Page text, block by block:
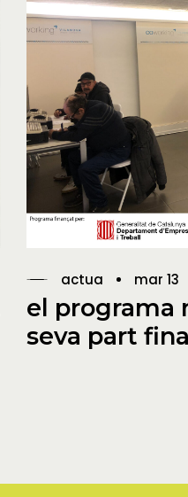
actua mar 13
el programa
seva part final